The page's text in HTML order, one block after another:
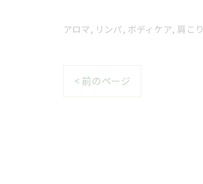
アロマ リンパ ボディケア 肩こり
< 前のページ